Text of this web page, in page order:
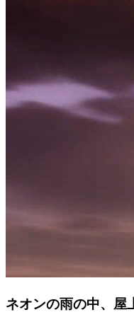
ネオンの雨の中、屋